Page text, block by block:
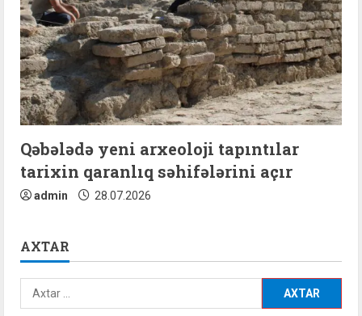
Qəbələdə yeni arxeoloji tapıntılar
tarixin qaranlıq səhifələrini açır
admin 28.07.2026
AXTAR
Axtarış: